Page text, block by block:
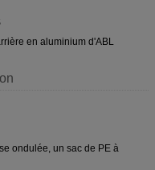
en aluminium d'ABL
ondulée, un sac de PE à